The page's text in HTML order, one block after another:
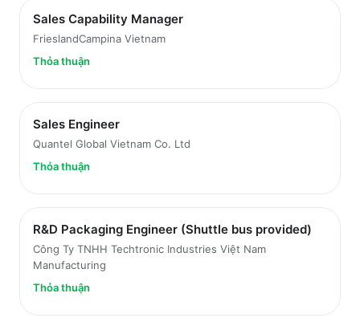
Sales Capability Manager
FrieslandCampina Vietnam
Thỏa thuận
Sales Engineer
Quantel Global Vietnam Co. Ltd
Thỏa thuận
R&D Packaging Engineer (Shuttle bus provided)
Công Ty TNHH Techtronic Industries Việt Nam
Manufacturing
Thỏa thuận